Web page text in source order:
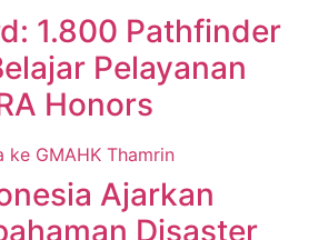
1.800 Pathfinder
Pelayanan
Honors
Ajarkan
Disaster